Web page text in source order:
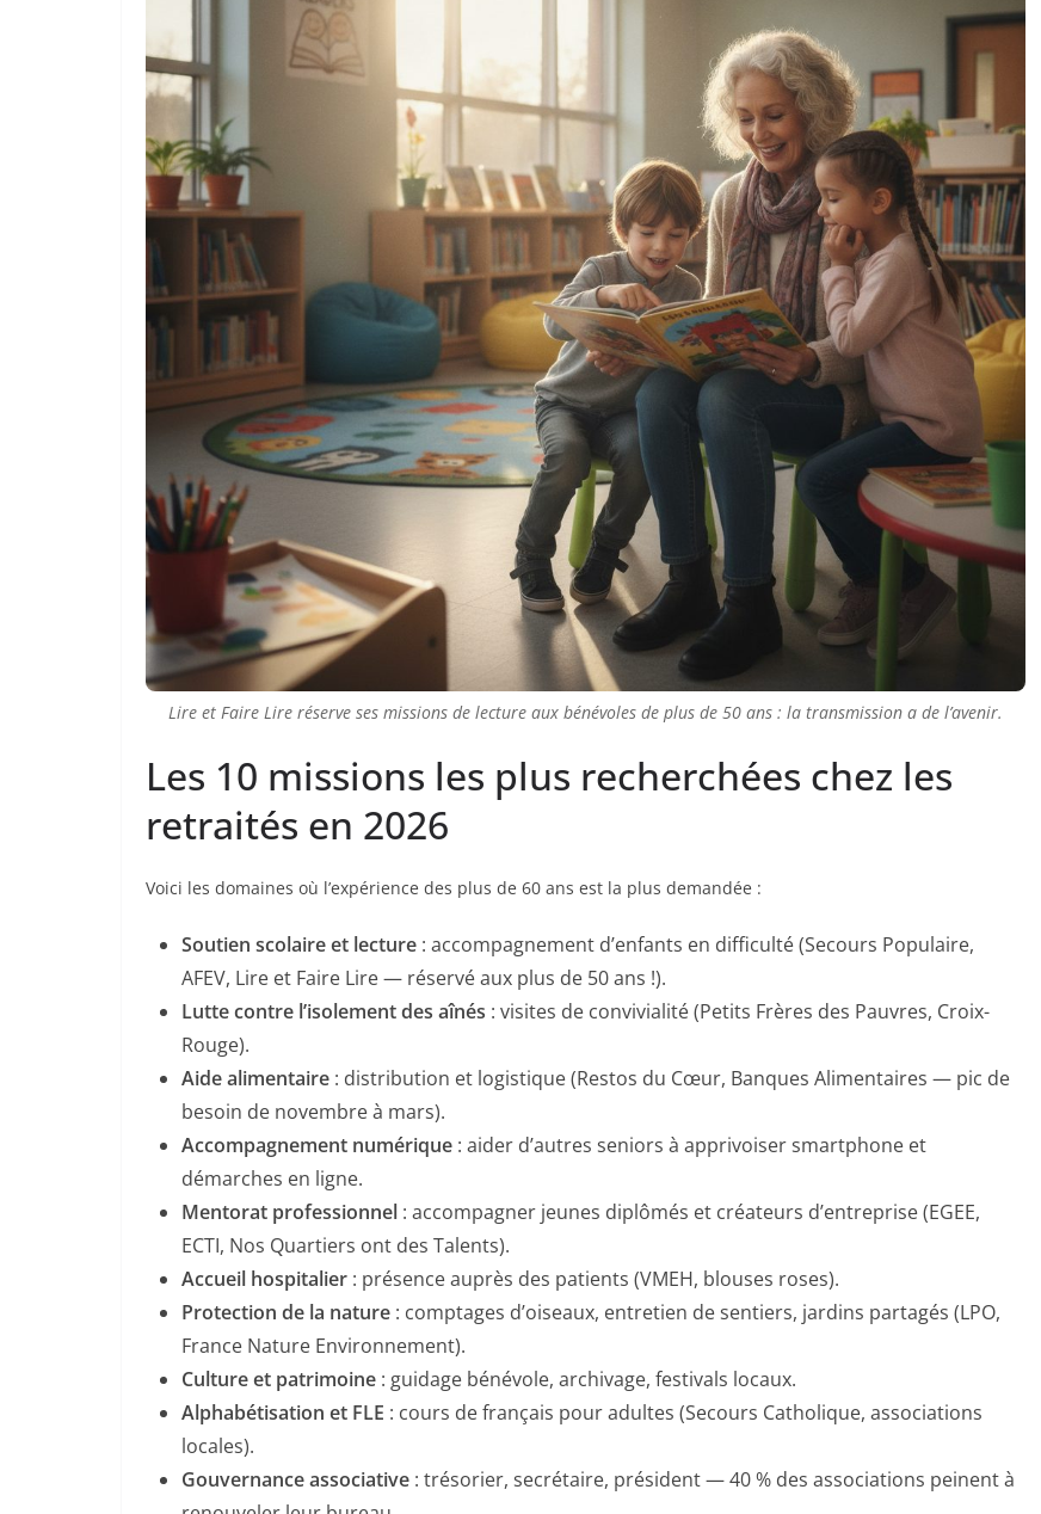
Lire et Faire Lire réserve ses missions de lecture aux bénévoles de plus de 50 ans : la transmission a de l’avenir.
Les 10 missions les plus recherchées chez les
retraités en 2026
Voici les domaines où l’expérience des plus de 60 ans est la plus demandée :
Soutien scolaire et lecture : accompagnement d’enfants en difficulté (Secours Populaire,
AFEV, Lire et Faire Lire — réservé aux plus de 50 ans !).
Lutte contre l’isolement des aînés : visites de convivialité (Petits Frères des Pauvres, Croix-
Rouge).
Aide alimentaire : distribution et logistique (Restos du Cœur, Banques Alimentaires — pic de
besoin de novembre à mars).
Accompagnement numérique : aider d’autres seniors à apprivoiser smartphone et
démarches en ligne.
Mentorat professionnel : accompagner jeunes diplômés et créateurs d’entreprise (EGEE,
ECTI, Nos Quartiers ont des Talents).
Accueil hospitalier : présence auprès des patients (VMEH, blouses roses).
Protection de la nature : comptages d’oiseaux, entretien de sentiers, jardins partagés (LPO,
France Nature Environnement).
Culture et patrimoine : guidage bénévole, archivage, festivals locaux.
Alphabétisation et FLE : cours de français pour adultes (Secours Catholique, associations
locales).
Gouvernance associative : trésorier, secrétaire, président — 40 % des associations peinent à